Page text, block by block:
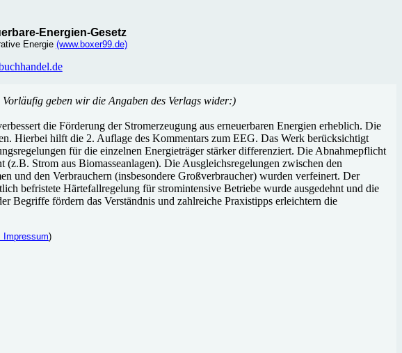
Energien-Gesetz
Energie (www.boxer99.de)
geben wir die Angaben des Verlags wider:)
die Förderung der Stromerzeugung aus erneuerbaren Energien erheblich. Die
Hierbei hilft die 2. Auflage des Kommentars zum EEG. Das Werk berücksichtigt
für die einzelnen Energieträger stärker differenziert. Die Abnahmepflicht
(z.B. Strom aus Biomasseanlagen). Die Ausgleichsregelungen zwischen den
und den Verbrauchern (insbesondere Großverbraucher) wurden verfeinert. Der
befristete Härtefallregelung für stromintensive Betriebe wurde ausgedehnt und die
Begriffe fördern das Verständnis und zahlreiche Praxistipps erleichtern die
Impressum)